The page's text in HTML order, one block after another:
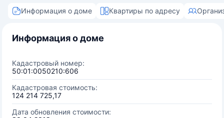
Информация о доме Квартиры по адресу
Информация о доме
Кадастровый номер:
50:01:0050210:606
Кадастровая стоимость:
124 214 725,17
Дата обновления стоимости: